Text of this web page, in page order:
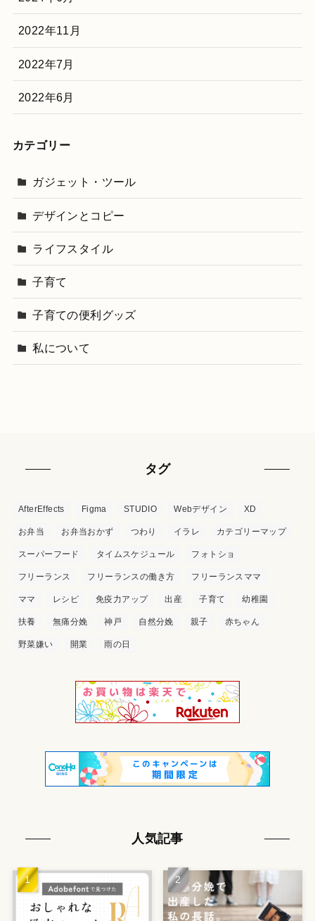
2022年11月
2022年7月
2022年6月
カテゴリー
ガジェット・ツール
デザインとコピー
ライフスタイル
子育て
子育ての便利グッズ
私について
タグ
AfterEffects Figma STUDIO Webデザイン XD
お弁当 お弁当おかず つわり イラレ カテゴリーマップ
スーパーフード タイムスケジュール フォトショ
フリーランス フリーランスの働き方 フリーランスママ
ママ レシピ 免疫力アップ 出産 子育て 幼稚園
扶養 無痛分娩 神戸 自然分娩 親子 赤ちゃん
野菜嫌い 開業 雨の日
人気記事